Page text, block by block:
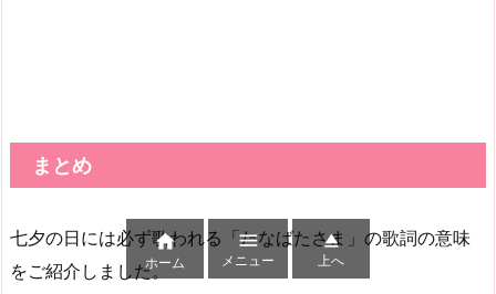
まとめ
七夕の日には必ず歌われる「たなばたさま」の歌詞の意味
をご紹介しました。

ホーム

メニュー

上へ